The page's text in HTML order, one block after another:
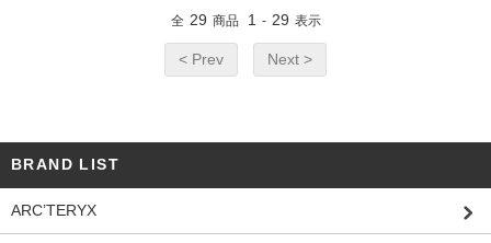
全 29 商品 1 - 29 表示
< Prev Next >
BRAND LIST
ARC’TERYX